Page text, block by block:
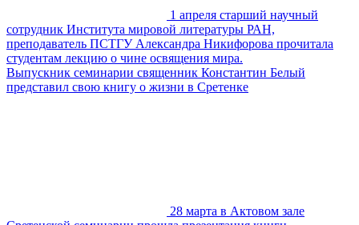
1 апреля старший научный
сотрудник Института мировой литературы РАН,
преподаватель ПСТГУ Александра Никифорова прочитала
студентам лекцию о чине освящения мира.
Выпускник семинарии священник Константин Белый
представил свою книгу о жизни в Сретенке
28 марта в Актовом зале